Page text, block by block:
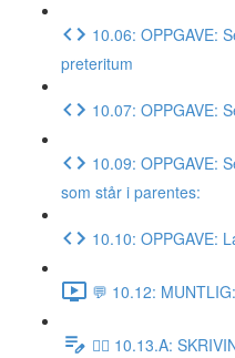
10.06: OPPGAVE:
preteritum
10.07: OPPGAVE:
10.09: OPPGAVE:
som står i parentes:
10.10: OPPGAVE:
💬 10.12:
✍🏼 10.13.A: